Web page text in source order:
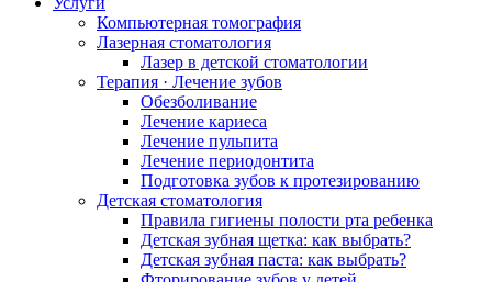
Компьютерная томография
Лазерная стоматология
Лазер в детской стоматологии
Терапия · Лечение зубов
Обезболивание
Лечение кариеса
Лечение пульпита
Лечение периодонтита
Подготовка зубов к протезированию
Детская стоматология
Правила гигиены полости рта ребенка
Детская зубная щетка: как выбрать?
Детская зубная паста: как выбрать?